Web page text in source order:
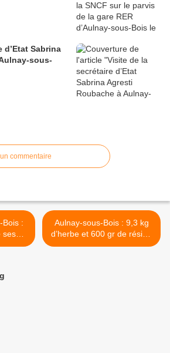
d’Etat Sabrina
sous-
commentaire
ses
Aulnay-sous-Bois : 9,3 kg
d’herbe et 600 gr de résine
de cannabis découverts au